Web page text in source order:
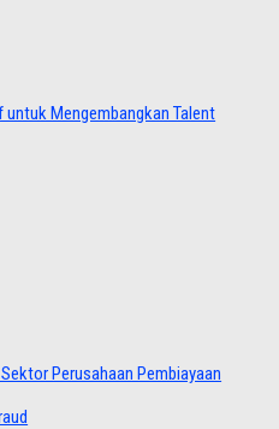
Mengembangkan Talent
Perusahaan Pembiayaan